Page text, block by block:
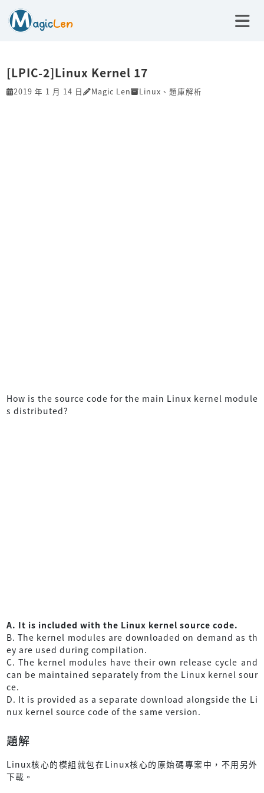
[LPIC-2]Linux Kernel 17
2019 年 1 月 14 日 Magic Len Linux 、 題庫解析
How is the source code for the main Linux kernel module
s distributed?
A. It is included with the Linux kernel source code.
B. The kernel modules are downloaded on demand as th
ey are used during compilation.
C. The kernel modules have their own release cycle and
can be maintained separately from the Linux kernel sour
ce.
D. It is provided as a separate download alongside the Li
nux kernel source code of the same version.
題解
Linux核心的模組就包在Linux核心的原始碼專案中，不用另外
下載。